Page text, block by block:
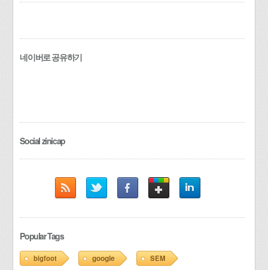
네이버로 공유하기
Social zinicap
Popular Tags
bigfoot google SEM